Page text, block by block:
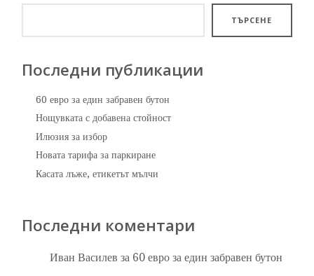
ТЪРСЕНЕ
Последни публикации
60 евро за един забравен бутон
Нощувката с добавена стойност
Илюзия за избор
Новата тарифа за паркиране
Касата лъже, етикетът мълчи
Последни коментари
Иван Василев за 60 евро за един забравен бутон